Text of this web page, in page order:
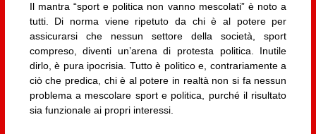
Il mantra “sport e politica non vanno mescolati” è noto a
tutti. Di norma viene ripetuto da chi è al potere per
assicurarsi che nessun settore della società, sport
compreso, diventi un’arena di protesta politica. Inutile
dirlo, è pura ipocrisia. Tutto è politico e, contrariamente a
ciò che predica, chi è al potere in realtà non si fa nessun
problema a mescolare sport e politica, purché il risultato
sia funzionale ai propri interessi.